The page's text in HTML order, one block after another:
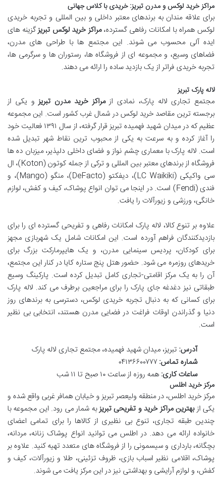
مراکز خرید لوکس و مدرن تبریز: خریدی با کلاس جهانی
برای علاقه مندان به برندهای معتبر داخلی و بین المللی و تجربه خریدی
لوکس همراه با امکانات رفاهی گسترده،مراکز خرید لوکس تبریزگزینه های
ایده آلی محسوب می شوند. این مجتمع ها با طراحی های مدرن،
فضاهای وسیع، و مجموعه ای از فروشگاه ها، رستوران ها و سرگرمی ها،
تجربه خریدی فراتر از یک بازدید ساده را ارائه می دهند.
لاله پارک تبریز
مجتمع تجاری لاله پارک، نمادی ازمراکز خرید مدرن تبریزو یکی از
برجسته ترین مقاصد خرید لوکس در شمال غرب کشور است. این مجموعه
عظیم که در میدان شهید فهمیده تبریز قرار گرفته، از سال ۱۳۹۱ فعالیت خود
را آغاز کرده و به سرعت به یکی از محبوب ترین نقاط شهر تبدیل شده
است. لاله پارک با معماری چشم نواز و فضای داخلی دلپذیر، میزبان ده ها
فروشگاه از برندهای معتبر بین المللی و ترکی از جمله کوتون (Koton)، ال
سی واکیکی (LC Waikiki)، دیفکتو (DeFacto)، منگو (Mango)، و
فندی (Fendi) است. در اینجا می توان انواع پوشاک، کیف و کفش، لوازم
خانگی، ورزشی و زیورآلات را یافت.
علاوه بر تنوع کالا، لاله پارک امکانات رفاهی و تفریحی گسترده ای را برای
بازدیدکنندگان فراهم آورده است. این امکانات شامل یک شهربازی مجهز
برای کودکان، پردیس سینمایی مدرن، و یک هایپرمارکت بزرگ برای
خریدهای روزمره می شود. حضور هتل پنج ستاره کایا در کنار این مجتمع،
آن را به یک مرکز اقامتی-تجاری کامل تبدیل کرده است. پارکینگ وسیع
طبقاتی نیز دغدغه جای پارک را برای مراجعین برطرف می کند. لاله پارک
برای کسانی که به دنبال تجربه خریدی لوکس، دسترسی به برندهای روز
دنیا و گذراندن اوقات فراغت در فضایی مدرن هستند، انتخابی بی نظیر
است.
آدرس: تبریز، میدان شهید فهمیده، مجتمع تجاری لاله پارک
شماره تماس:
ساعات کاری: همه روزه از ساعت ۱۰ صبح تا ۱۱ شب
مرکز خرید اطلس
مرکز خرید اطلس، در منطقه ولیعصر تبریز و خیابان همافر غربی واقع شده و
یکی ازبهترین مراکز خرید و تفریحی تبریزبه شمار می رود. این مجموعه با
چندین طبقه تجاری، تنوع بی نظیری از کالاها را برای تمامی اعضای
خانواده ارائه می دهد. در اطلس می توانید انواع پوشاک زنانه، مردانه،
بچگانه، بارداری و سیسمونی را از فروشگاه های متعدد تهیه کنید. علاوه بر
پوشاک، اقلامی نظیر اسباب بازی، ظروف تزئینی، طلا و زیورآلات، کیف و
کفش، و لوازم آرایشی و بهداشتی نیز در این مرکز یافت می شوند.